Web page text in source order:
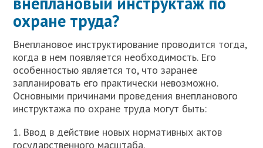
охране труда?
Внеплановое инструктирование проводится тогда,
когда в нем появляется необходимость. Его
особенностью является то, что заранее
запланировать его практически невозможно.
Основными причинами проведения внепланового
инструктажа по охране труда могут быть:
1. Ввод в действие новых нормативных актов
государственного масштаба.